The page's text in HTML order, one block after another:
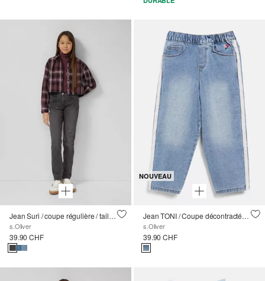
Jean Suri / coupe régulière / taille moyenne / jambe étroite
s.Oliver
39.90 CHF
NOUVEAU
Jean TONI / Coupe décontractée / Taille mi-haute / Jambe fuselée / Broderie et bande de dentelle
s.Oliver
39.90 CHF